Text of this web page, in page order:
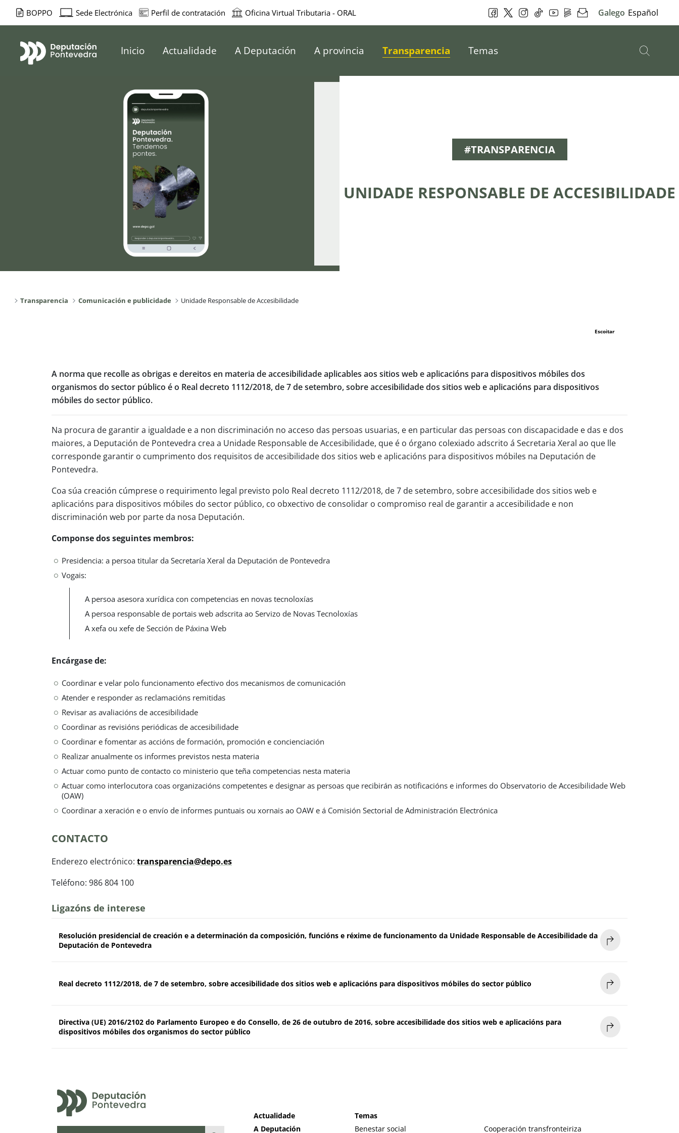
BOPPO Sede Electrónica Perfil de contratación Oficina Virtual Tributaria - ORAL Facebook
Twitter
Instagram
Tik TokYouTube
DepoPlay
Newsletter
Galego Español
Deputación de Pontevedra
Inicio Actualidade A Deputación A provincia Transparencia Temas
#TRANSPARENCIA
UNIDADE RESPONSABLE DE ACCESIBILIDADE
Transparencia Comunicación e publicidade Unidade Responsable de Accesibilidade
Escoitar
A norma que recolle as obrigas e dereitos en materia de accesibilidade aplicables aos sitios web e aplicacións para dispositivos móbiles dos
organismos do sector público é o Real decreto 1112/2018, de 7 de setembro, sobre accesibilidade dos sitios web e aplicacións para dispositivos
móbiles do sector público.
Na procura de garantir a igualdade e a non discriminación no acceso das persoas usuarias, e en particular das persoas con discapacidade e das e dos
maiores, a Deputación de Pontevedra crea a Unidade Responsable de Accesibilidade, que é o órgano colexiado adscrito á Secretaria Xeral ao que lle
corresponde garantir o cumprimento dos requisitos de accesibilidade dos sitios web e aplicacións para dispositivos móbiles na Deputación de
Pontevedra.
Coa súa creación cúmprese o requirimento legal previsto polo Real decreto 1112/2018, de 7 de setembro, sobre accesibilidade dos sitios web e
aplicacións para dispositivos móbiles do sector público, co obxectivo de consolidar o compromiso real de garantir a accesibilidade e non
discriminación web por parte da nosa Deputación.
Componse dos seguintes membros:
Presidencia: a persoa titular da Secretaría Xeral da Deputación de Pontevedra
Vogais:
A persoa asesora xurídica con competencias en novas tecnoloxías
A persoa responsable de portais web adscrita ao Servizo de Novas Tecnoloxías
A xefa ou xefe de Sección de Páxina Web
Encárgase de:
Coordinar e velar polo funcionamento efectivo dos mecanismos de comunicación
Atender e responder as reclamacións remitidas
Revisar as avaliacións de accesibilidade
Coordinar as revisións periódicas de accesibilidade
Coordinar e fomentar as accións de formación, promoción e concienciación
Realizar anualmente os informes previstos nesta materia
Actuar como punto de contacto co ministerio que teña competencias nesta materia
Actuar como interlocutora coas organizacións competentes e designar as persoas que recibirán as notificacións e informes do Observatorio de Accesibilidade Web
(OAW)
Coordinar a xeración e o envío de informes puntuais ou xornais ao OAW e á Comisión Sectorial de Administración Electrónica
CONTACTO
Enderezo electrónico: transparencia@depo.es
Teléfono: 986 804 100
Ligazóns de interese
Resolución presidencial de creación e a determinación da composición, funcións e réxime de funcionamento da Unidade Responsable de Accesibilidade da
Deputación de Pontevedra
Real decreto 1112/2018, de 7 de setembro, sobre accesibilidade dos sitios web e aplicacións para dispositivos móbiles do sector público
Directiva (UE) 2016/2102 do Parlamento Europeo e do Consello, de 26 de outubro de 2016, sobre accesibilidade dos sitios web e aplicacións para
dispositivos móbiles dos organismos do sector público
Actualidade
A Deputación
Temas
Benestar social
Cooperación transfronteiriza